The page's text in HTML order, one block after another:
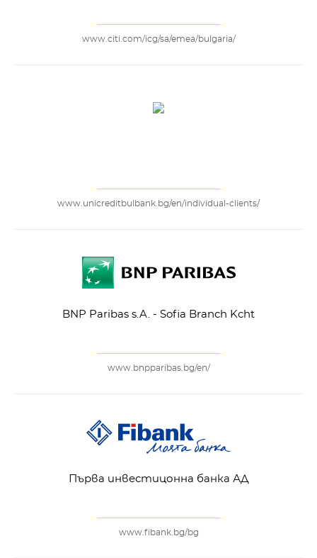
www.citi.com/icg/sa/emea/bulgaria/
www.unicreditbulbank.bg/en/individual-clients/
BNP Paribas s.A. - Sofia Branch Kcht
www.bnpparibas.bg/en/
Първа инвестицонна банка АД
www.fibank.bg/bg